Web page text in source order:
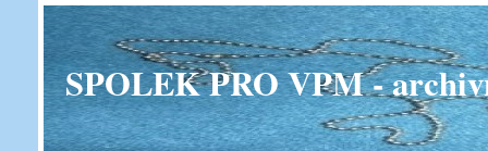
SPOLEK PRO VPM -